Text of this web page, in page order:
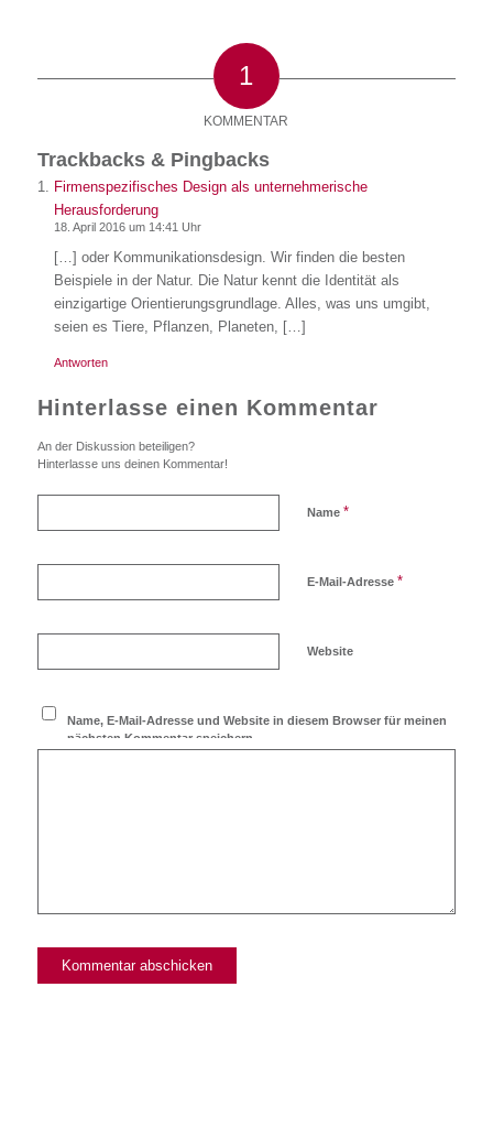
1
KOMMENTAR
Trackbacks & Pingbacks
Firmenspezifisches Design als unternehmerische
Herausforderung
18. April 2016 um 14:41 Uhr
[…] oder Kommunikationsdesign. Wir finden die besten
Beispiele in der Natur. Die Natur kennt die Identität als
einzigartige Orientierungsgrundlage. Alles, was uns umgibt,
seien es Tiere, Pflanzen, Planeten, […]
Antworten
Hinterlasse einen Kommentar
An der Diskussion beteiligen?
Hinterlasse uns deinen Kommentar!
Name *
E-Mail-Adresse *
Website
Name, E-Mail-Adresse und Website in diesem Browser für meinen
nächsten Kommentar speichern.